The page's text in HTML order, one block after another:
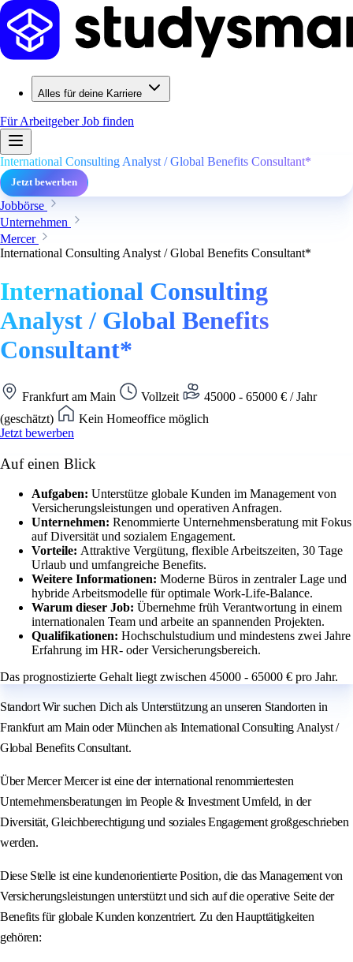
Alles für deine Karriere
Für ArbeitgeberJob finden
International Consulting Analyst / Global Benefits Consultant*
Jetzt bewerben
Jobbörse
Unternehmen
Mercer
International Consulting Analyst / Global Benefits Consultant*
International Consulting
Analyst / Global Benefits
Consultant*
Frankfurt am Main Vollzeit
45000 - 65000 € / Jahr
(geschätzt)
Kein Homeoffice möglich
Jetzt bewerben
Auf einen Blick
Aufgaben: Unterstütze globale Kunden im Management von
Versicherungsleistungen und operativen Anfragen.
Unternehmen: Renommierte Unternehmensberatung mit Fokus
auf Diversität und sozialem Engagement.
Vorteile: Attraktive Vergütung, flexible Arbeitszeiten, 30 Tage
Urlaub und umfangreiche Benefits.
Weitere Informationen: Moderne Büros in zentraler Lage und
hybride Arbeitsmodelle für optimale Work-Life-Balance.
Warum dieser Job: Übernehme früh Verantwortung in einem
internationalen Team und arbeite an spannenden Projekten.
Qualifikationen: Hochschulstudium und mindestens zwei Jahre
Erfahrung im HR- oder Versicherungsbereich.
Das prognostizierte Gehalt liegt zwischen 45000 - 65000 € pro Jahr.
Standort Wir suchen Dich als Unterstützung an unseren Standorten in
Frankfurt am Main oder München als International Consulting Analyst /
Global Benefits Consultant.
Über Mercer Mercer ist eine der international renommiertesten
Unternehmensberatungen im People & Investment Umfeld, in der
Diversität, Gleichberechtigung und soziales Engagement großgeschrieben
werden.
Diese Stelle ist eine kundenorientierte Position, die das Management von
Versicherungsleistungen unterstützt und sich auf die operative Seite der
Benefits für globale Kunden konzentriert. Zu den Haupttätigkeiten
gehören: